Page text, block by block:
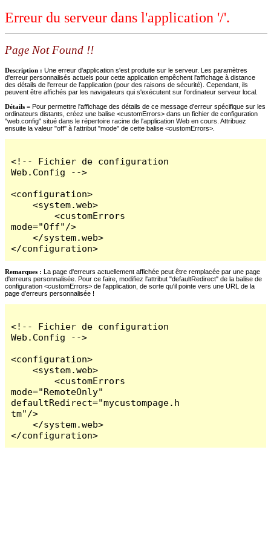
Erreur du serveur dans l'application '/'.
Page Not Found !!
Description : Une erreur d'application s'est produite sur le serveur. Les paramètres
d'erreur personnalisés actuels pour cette application empêchent l'affichage à distance
des détails de l'erreur de l'application (pour des raisons de sécurité). Cependant, ils
peuvent être affichés par les navigateurs qui s'exécutent sur l'ordinateur serveur local.
Détails = Pour permettre l'affichage des détails de ce message d'erreur spécifique sur les
ordinateurs distants, créez une balise <customErrors> dans un fichier de configuration
"web.config" situé dans le répertoire racine de l'application Web en cours. Attribuez
ensuite la valeur "off" à l'attribut "mode" de cette balise <customErrors>.
<!-- Fichier de configuration
Web.Config -->
<configuration>
    <system.web>
        <customErrors
mode="Off"/>
    </system.web>
</configuration>
Remarques : La page d'erreurs actuellement affichée peut être remplacée par une page
d'erreurs personnalisée. Pour ce faire, modifiez l'attribut "defaultRedirect" de la balise de
configuration <customErrors> de l'application, de sorte qu'il pointe vers une URL de la
page d'erreurs personnalisée !
<!-- Fichier de configuration
Web.Config -->
<configuration>
    <system.web>
        <customErrors
mode="RemoteOnly"
defaultRedirect="mycustompage.h
tm"/>
    </system.web>
</configuration>